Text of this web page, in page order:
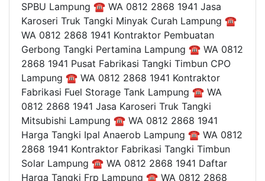
SPBU Lampung ☎ WA 0812 2868 1941 Jasa
Karoseri Truk Tangki Minyak Curah Lampung ☎
WA 0812 2868 1941 Kontraktor Pembuatan
Gerbong Tangki Pertamina Lampung ☎ WA 0812
2868 1941 Pusat Fabrikasi Tangki Timbun CPO
Lampung ☎ WA 0812 2868 1941 Kontraktor
Fabrikasi Fuel Storage Tank Lampung ☎ WA
0812 2868 1941 Jasa Karoseri Truk Tangki
Mitsubishi Lampung ☎ WA 0812 2868 1941
Harga Tangki Ipal Anaerob Lampung ☎ WA 0812
2868 1941 Kontraktor Fabrikasi Tangki Timbun
Solar Lampung ☎ WA 0812 2868 1941 Daftar
Harga Tangki Frp Lampung ☎ WA 0812 2868